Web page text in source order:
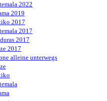
2022
2019
2017
2017
2017
2017
alleine unterwegs